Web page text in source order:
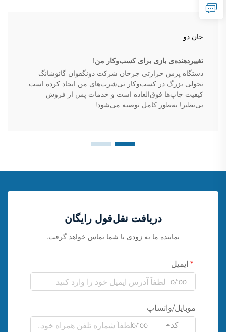
جان دو
تغییر‌دهنده‌ی بازی برای کسب‌وکار من!
دستگاه پرس حرارتی چرخان شرکت دونگقوان گائوشانگ
تحولی بزرگ در کسب‌وکار تی‌شرت‌های من ایجاد کرده است.
کیفیت چاپ‌ها فوق‌العاده است و خدمات پس از فروش
بی‌نظیر! به‌طور کامل توصیه می‌شود!
دریافت نقل‌قول رایگان
نماینده ما به زودی با شما تماس خواهد گرفت.
ایمیل
0/100
موبایل/واتساپ
کد
0/100